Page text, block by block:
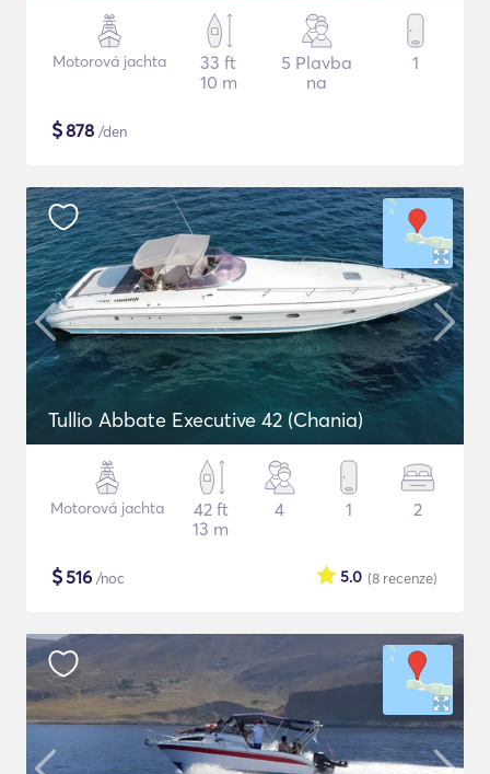
Motorová jachta
33 ft
10 m
5 Plavba
na
1
$878 /den
Tullio Abbate Executive 42 (Chania)
Motorová jachta
42 ft
13 m
4 1 2
$516 /noc (8 recenze)
5.0